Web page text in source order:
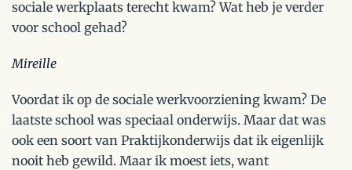
sociale werkplaats terecht kwam? Wat heb je verder
voor school gehad?
Mireille
Voordat ik op de sociale werkvoorziening kwam? De
laatste school was speciaal onderwijs. Maar dat was
ook een soort van Praktijkonderwijs dat ik eigenlijk
nooit heb gewild. Maar ik moest iets, want